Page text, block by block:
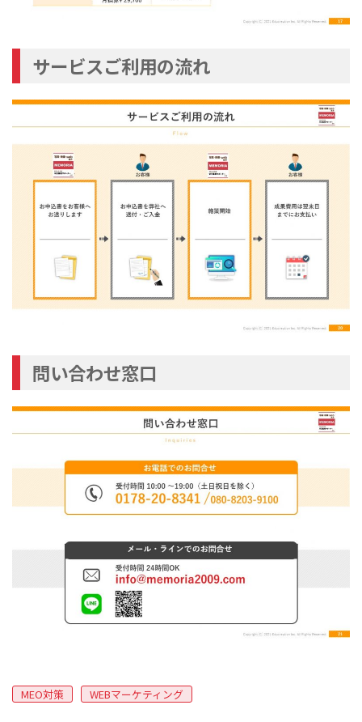
サービスご利用の流れ
問い合わせ窓口
MEO対策 WEBマーケティング